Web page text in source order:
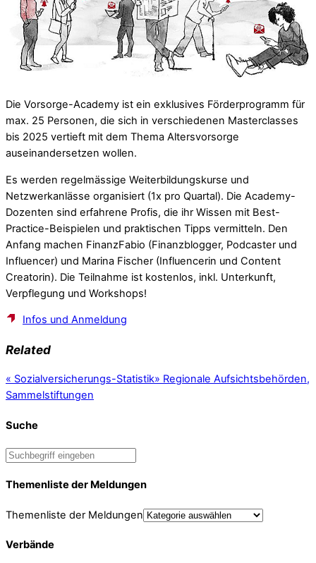
Die Vorsorge-Academy ist ein exklusives Förderprogramm für
max. 25 Personen, die sich in verschiedenen Masterclasses
bis 2025 vertieft mit dem Thema Altersvorsorge
auseinandersetzen wollen.
Es werden regelmässige Weiterbildungskurse und
Netzwerkanlässe organisiert (1x pro Quartal). Die Academy-
Dozenten sind erfahrene Profis, die ihr Wissen mit Best-
Practice-Beispielen und praktischen Tipps vermitteln. Den
Anfang machen FinanzFabio (Finanzblogger, Podcaster und
Influencer) und Marina Fischer (Influencerin und Content
Creatorin). Die Teilnahme ist kostenlos, inkl. Unterkunft,
Verpflegung und Workshops!
Infos und Anmeldung
Related
« Sozialversicherungs-Statistik» Regionale Aufsichtsbehörden,
Sammelstiftungen
Suche
Themenliste der Meldungen
Themenliste der Meldungen
Verbände